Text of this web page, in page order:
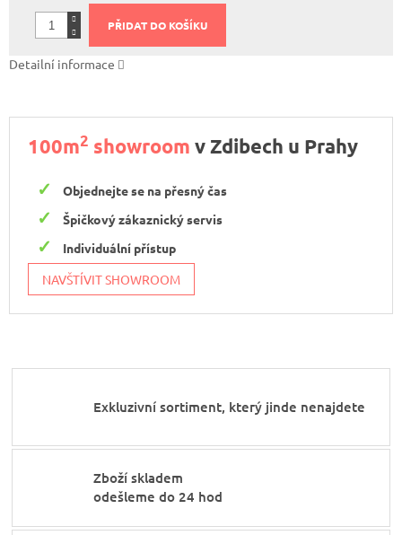
cena:
PŘIDAT DO KOŠÍKU
Detailní informace
100m2 showroom v Zdibech u Prahy
Objednejte se na přesný čas
Špičkový zákaznický servis
Individuální přístup
NAVŠTÍVIT SHOWROOM
Exkluzivní sortiment, který jinde nenajdete
Zboží skladem
odešleme do 24 hod